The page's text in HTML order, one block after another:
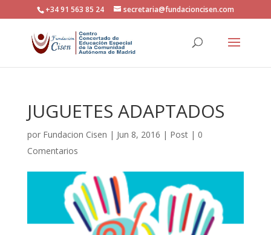
+34 91 563 85 24 secretaria@fundacioncisen.com
JUGUETES ADAPTADOS
por Fundacion Cisen | Jun 8, 2016 | Post| 0
Comentarios